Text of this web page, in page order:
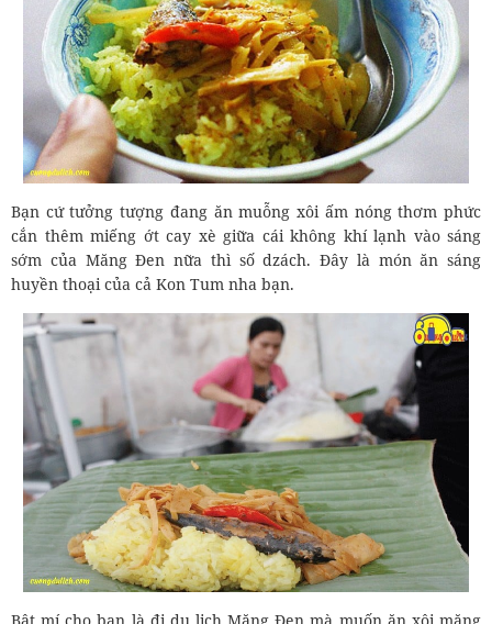
Bạn cứ tưởng tượng đang ăn muỗng xôi ấm nóng thơm phức
cắn thêm miếng ớt cay xè giữa cái không khí lạnh vào sáng
sớm của Măng Đen nữa thì số dzách. Đây là món ăn sáng
huyền thoại của cả Kon Tum nha bạn.